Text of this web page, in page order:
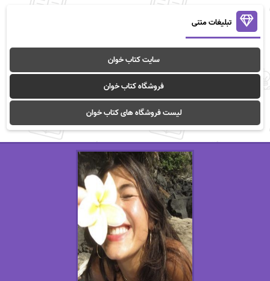
تبلیغات متنی
سایت کتاب خوان
فروشگاه کتاب خوان
لیست فروشگاه های کتاب خوان